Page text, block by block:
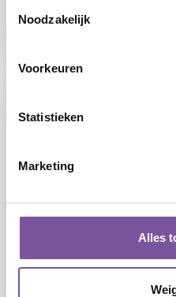
Noodzakelijk
Voorkeuren
Statistieken
Marketing
Alles
24-07-2026
werken mét de